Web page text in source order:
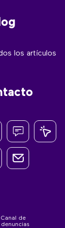
los artículos
Canal de
denuncias